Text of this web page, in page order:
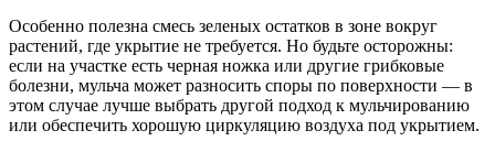
Особенно полезна смесь зеленых остатков в зоне вокруг
растений, где укрытие не требуется. Но будьте осторожны:
если на участке есть черная ножка или другие грибковые
болезни, мульча может разносить споры по поверхности — в
этом случае лучше выбрать другой подход к мульчированию
или обеспечить хорошую циркуляцию воздуха под укрытием.